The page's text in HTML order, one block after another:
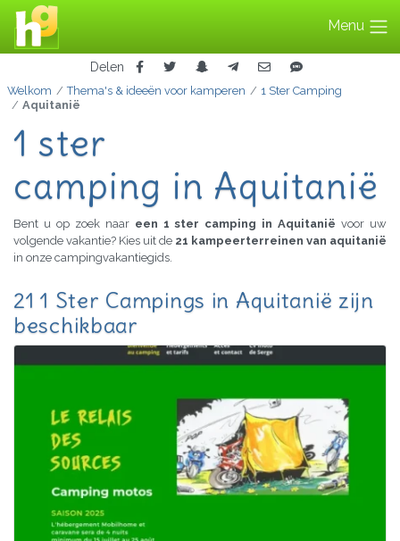
Menu
Delen
Welkom Thema's & ideeën voor kamperen
1 Ster Camping
Aquitanië
1 ster
camping in Aquitanië
Bent u op zoek naar een 1 ster camping in Aquitaniëvoor uw
volgende vakantie? Kies uit de 21 kampeerterreinen van aquitanië
in onze campingvakantiegids.
21 1 Ster Campings in Aquitanië zijn
beschikbaar